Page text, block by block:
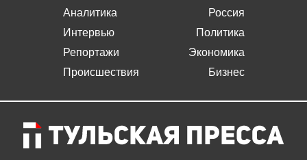
Аналитика
Интервью
Репортажи
Происшествия
Россия
Политика
Экономика
Бизнес